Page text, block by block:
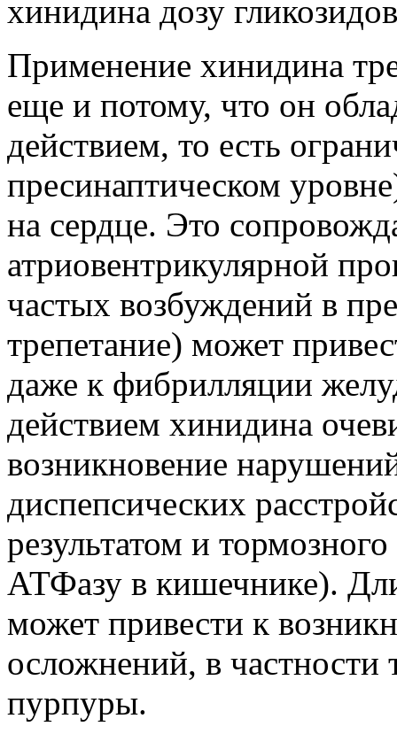
хинидина дозу
Применение хинидина
еще и потому, что он
действием, то есть
пресинаптическом
на сердце. Это
атриовентрикулярной
частых возбуждений в
трепетание) может
даже к фибрилляции
действием хинидина
возникновение
диспепсических
результатом и
АТФазу в кишечнике).
может привести к
осложнений, в частности
пурпуры.